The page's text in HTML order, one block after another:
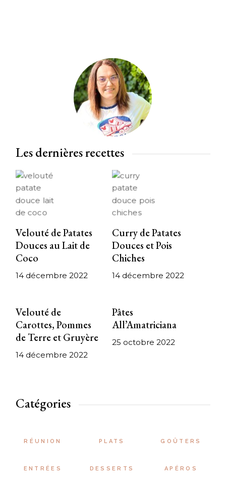
Les dernières recettes
Velouté de Patates
Douces au Lait de
Coco
14 décembre 2022
Curry de Patates
Douces et Pois
Chiches
14 décembre 2022
Velouté de
Carottes, Pommes
de Terre et Gruyère
14 décembre 2022
Pâtes
All’Amatriciana
25 octobre 2022
Catégories
RÉUNION PLATS GOÛTERS
ENTRÉES DESSERTS APÉROS